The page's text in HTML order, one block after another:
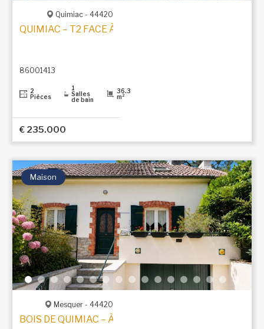
Quimiac - 44420
QUIMIAC – T2 FACE À LA MER AVEC ACCÈS DIRECT À
86001413
2
Pièces
1
Salles
de bain
36.3
m²
€ 235.000
Maison
Mesquer - 44420
BOIS DE QUIMIAC – À 150 M DE LA PLACE DU